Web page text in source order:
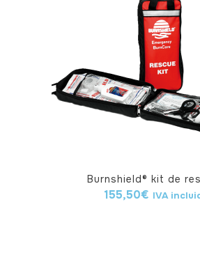
Burnshield® kit de
155,50€ IVA